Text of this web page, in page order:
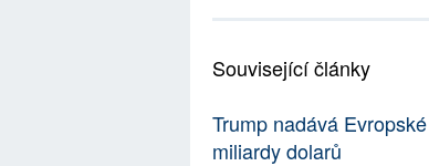
Související články
Trump nadává
miliardy dolarů